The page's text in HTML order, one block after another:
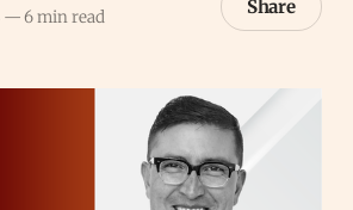
—6 min read Share